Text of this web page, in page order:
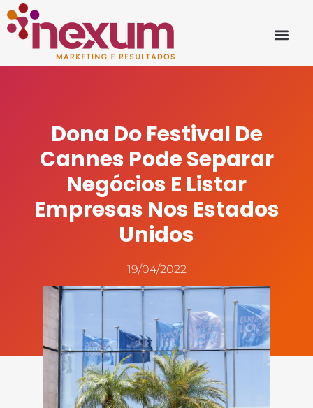
Dona Do Festival De
Cannes Pode Separar
Negócios E Listar
Empresas Nos Estados
Unidos
19/04/2022
Fonte: www.propmark.com.br